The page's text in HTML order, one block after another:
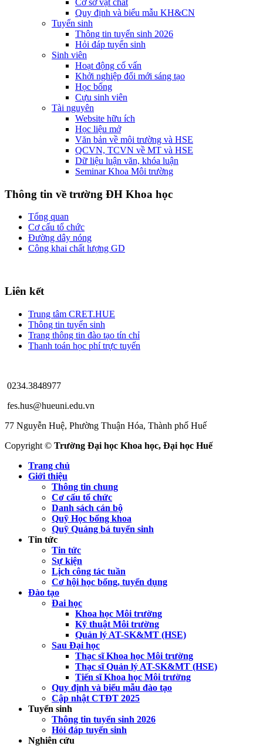
Cơ sở vật chất
Quy định và biểu mẫu KH&CN
Tuyển sinh
Thông tin tuyển sinh 2026
Hỏi đáp tuyển sinh
Sinh viên
Hoạt động cố vấn
Khởi nghiệp đổi mới sáng tạo
Học bổng
Cựu sinh viên
Tài nguyên
Website hữu ích
Học liệu mở
Văn bản về môi trường và HSE
QCVN, TCVN về MT và HSE
Dữ liệu luận văn, khóa luận
Seminar Khoa Môi trường
Thông tin về trường ĐH Khoa học
Tổng quan
Cơ cấu tổ chức
Đường dây nóng
Công khai chất lượng GD
Liên kết
Trung tâm CRET.HUE
Thông tin tuyển sinh
Trang thông tin đào tạo tín chỉ
Thanh toán học phí trực tuyến
0234.3848977
fes.hus@hueuni.edu.vn
77 Nguyễn Huệ, Phường Thuận Hóa, Thành phố Huế
Copyright © Trường Đại học Khoa học, Đại học Huế
Trang chủ
Giới thiệu
Thông tin chung
Cơ cấu tổ chức
Danh sách cán bộ
Quỹ Học bổng khoa
Quỹ Quảng bá tuyển sinh
Tin tức
Tin tức
Sự kiện
Lịch công tác tuần
Cơ hội học bổng, tuyển dụng
Đào tạo
Đai học
Khoa học Môi trường
Kỹ thuật Môi trường
Quản lý AT-SK&MT (HSE)
Sau Đại học
Thạc sĩ Khoa học Môi trường
Thạc sĩ Quản lý AT-SK&MT (HSE)
Tiến sĩ Khoa học Môi trường
Quy định và biểu mẫu đào tạo
Cập nhật CTĐT 2025
Tuyển sinh
Thông tin tuyển sinh 2026
Hỏi đáp tuyển sinh
Nghiên cứu